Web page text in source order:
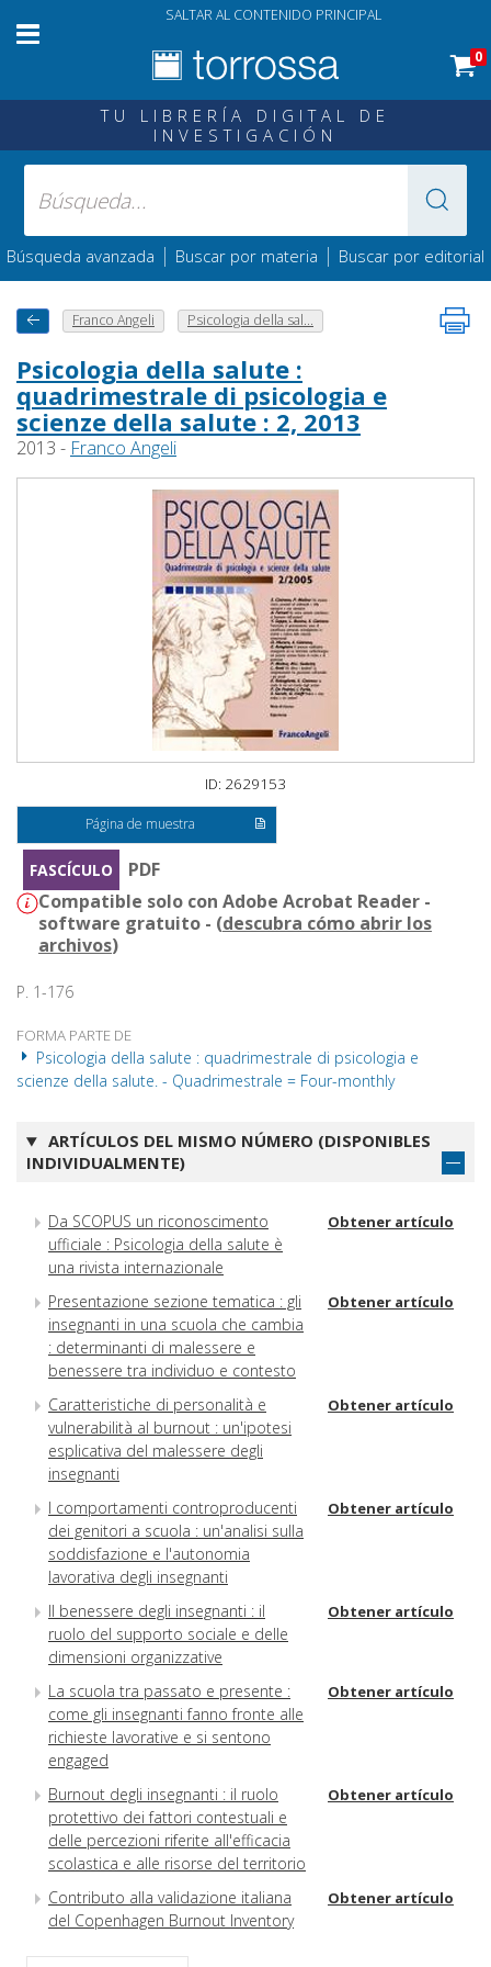
SALTAR AL CONTENIDO PRINCIPAL
0
TU LIBRERÍA DIGITAL DE
INVESTIGACIÓN
Búsqueda avanzada | Buscar por materia | Buscar por editorial
Franco Angeli Psicologia della sal...
Psicologia della salute :
quadrimestrale di psicologia e
scienze della salute : 2, 2013
2013 - Franco Angeli
ID: 2629153
Página de muestra
FASCÍCULO
PDF
Compatible solo con Adobe Acrobat Reader -
software gratuito - (descubra cómo abrir los
archivos)
P. 1-176
FORMA PARTE DE
Psicologia della salute : quadrimestrale di psicologia e
scienze della salute. - Quadrimestrale = Four-monthly
ARTÍCULOS DEL MISMO NÚMERO (DISPONIBLES
INDIVIDUALMENTE)
Da SCOPUS un riconoscimento
ufficiale : Psicologia della salute è
una rivista internazionale
Obtener artículo
Presentazione sezione tematica : gli
insegnanti in una scuola che cambia
: determinanti di malessere e
benessere tra individuo e contesto
Obtener artículo
Caratteristiche di personalità e
vulnerabilità al burnout : un'ipotesi
esplicativa del malessere degli
insegnanti
Obtener artículo
I comportamenti controproducenti
dei genitori a scuola : un'analisi sulla
soddisfazione e l'autonomia
lavorativa degli insegnanti
Obtener artículo
Il benessere degli insegnanti : il
ruolo del supporto sociale e delle
dimensioni organizzative
Obtener artículo
La scuola tra passato e presente :
come gli insegnanti fanno fronte alle
richieste lavorative e si sentono
engaged
Obtener artículo
Burnout degli insegnanti : il ruolo
protettivo dei fattori contestuali e
delle percezioni riferite all'efficacia
scolastica e alle risorse del territorio
Obtener artículo
Contributo alla validazione italiana
del Copenhagen Burnout Inventory
Obtener artículo